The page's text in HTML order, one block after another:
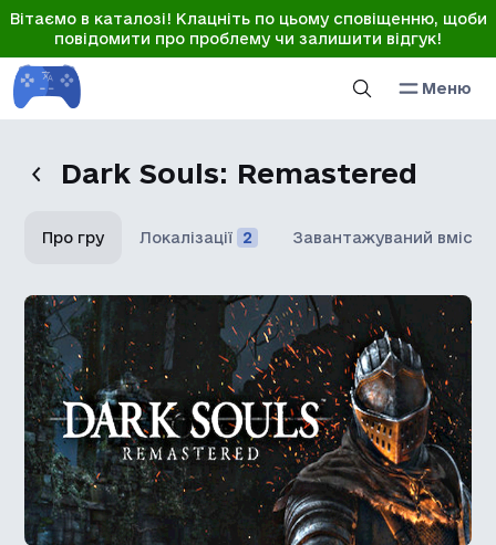
Вітаємо в каталозі! Клацніть по цьому сповіщенню, щоби
повідомити про проблему чи залишити відгук!
Меню
Dark Souls: Remastered
Про гру Локалізації 2 Завантажуваний вміст